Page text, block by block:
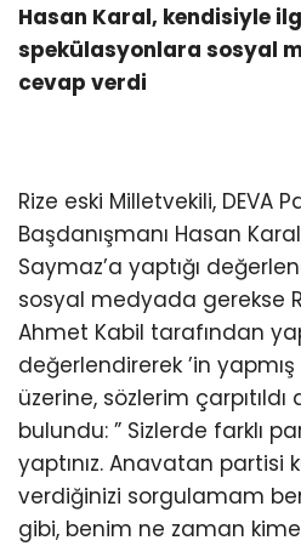
Hasan Karal, kendisiyle
spekülasyonlara sosyal
cevap verdi
Rize eski Milletvekili, DEVA
Başdanışmanı Hasan
Saymaz’a yaptığı
sosyal medyada gerekse
Ahmet Kabil tarafından
değerlendirerek ’in
üzerine, sözlerim
bulundu: ” Sizlerde farklı
yaptınız. Anavatan
verdiğinizi sorgulamam
gibi, benim ne zaman